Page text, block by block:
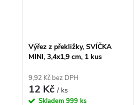
Výřez z překližky, SVÍČKA
MINI, 3,4x1,9 cm, 1 kus
9,92 Kč bez DPH
12 Kč/ ks
Skladem 999 ks